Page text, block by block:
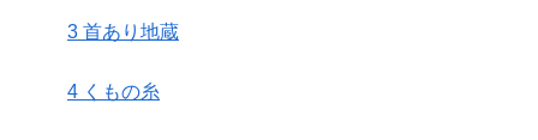
3 首あり地蔵
4 くもの糸